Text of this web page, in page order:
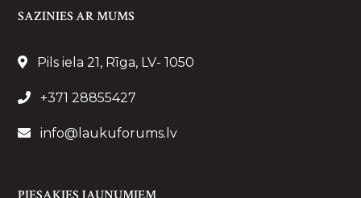
SAZINIES AR MUMS
Pils iela 21, Rīga, LV- 1050
+371 28855427
info@laukuforums.lv